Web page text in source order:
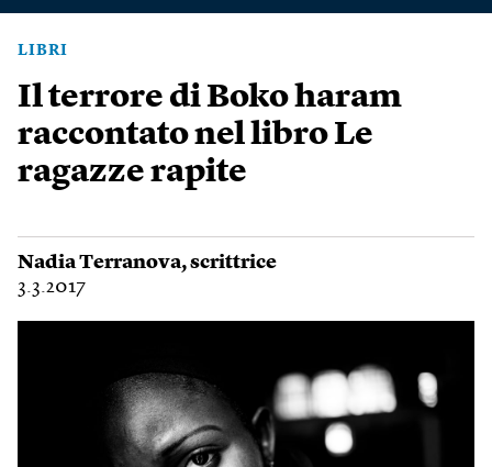
LIBRI
Il terrore di Boko haram
raccontato nel libro Le
ragazze rapite
Nadia Terranova, scrittrice
3.3.2017